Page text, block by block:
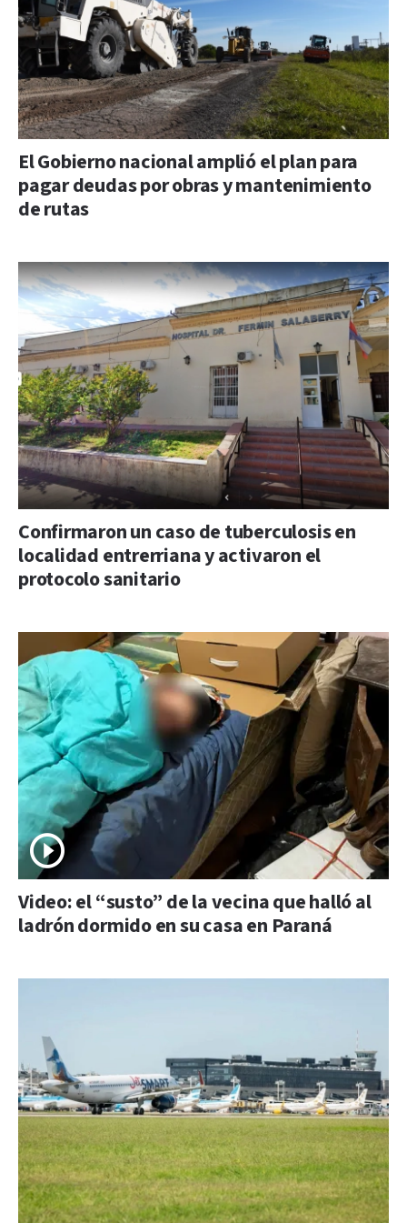
El Gobierno nacional amplió el plan para
pagar deudas por obras y mantenimiento
de rutas
Confirmaron un caso de tuberculosis en
localidad entrerriana y activaron el
protocolo sanitario
Video: el “susto” de la vecina que halló al
ladrón dormido en su casa en Paraná